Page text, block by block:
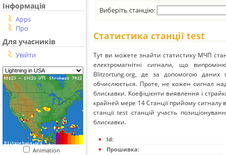
Інформація
Apps
Про
Для учасників
Увійти
Animation
Виберіть станцію:
Статистика станції test
Тут ви можете знайти статистику МЧП
електромагнітні сигнали, що
Blitzortung.org, де за допомогою даних
обчислюється. Проте, не кожен сигнал
блискавки. Коефіцієнти виявлення і
крайней мере 14 Станції прийому сигналу
станції test станцій участь
блискавки.
Id:
Прошивка: